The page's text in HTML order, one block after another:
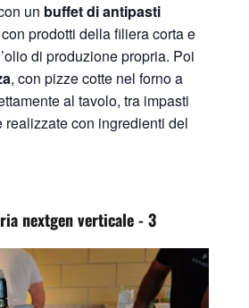
un buffet di antipasti
prodotti della filiera corta e
di produzione propria. Poi
, con pizze cotte nel forno a
al tavolo, tra impasti
realizzate con ingredienti del
nextgen verticale - 3